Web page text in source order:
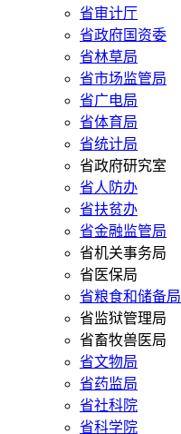
省审计厅
省政府国资委
省林草局
省市场监管局
省广电局
省体育局
省统计局
省政府研究室
省人防办
省扶贫办
省金融监管局
省机关事务局
省医保局
省粮食和储备局
省监狱管理局
省畜牧兽医局
省文物局
省药监局
省社科院
省科学院